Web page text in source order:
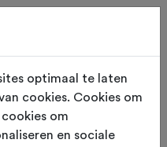
lid en
veel
optimaal te laten
cookies. Cookies om
om
en sociale